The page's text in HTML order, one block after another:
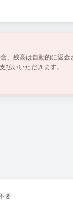
、残高は自動的に返金
払いいただきます。
要